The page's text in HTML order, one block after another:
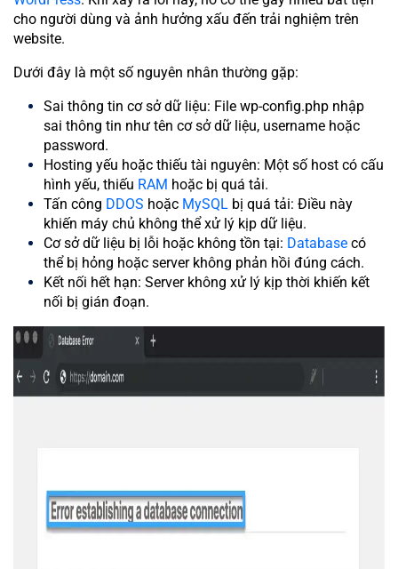
cho người dùng và ảnh hưởng xấu đến trải nghiệm trên
website.
Dưới đây là một số nguyên nhân thường gặp:
Sai thông tin cơ sở dữ liệu: File wp-config.php nhập
sai thông tin như tên cơ sở dữ liệu, username hoặc
password.
Hosting yếu hoặc thiếu tài nguyên: Một số host có cấu
hình yếu, thiếu RAM hoặc bị quá tải.
Tấn công DDOS hoặc MySQL bị quá tải: Điều này
khiến máy chủ không thể xử lý kịp dữ liệu.
Cơ sở dữ liệu bị lỗi hoặc không tồn tại: Database có
thể bị hỏng hoặc server không phản hồi đúng cách.
Kết nối hết hạn: Server không xử lý kịp thời khiến kết
nối bị gián đoạn.